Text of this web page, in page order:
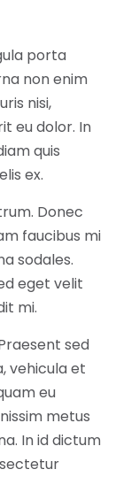
porta
non enim
nisi,
eu dolor. In
quis
ex.
Donec
faucibus mi
sodales.
eget velit
mi.
sed
vehicula et
eu
metus
In id dictum